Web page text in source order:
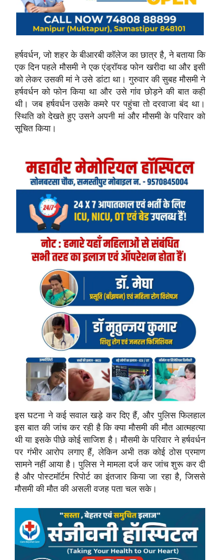
हर्षवर्धन, जो शहर के बीआरबी कॉलेज का छात्र है, ने बताया कि
एक दिन पहले मौसमी ने एक एंड्रॉयड फोन खरीदा था और इसी
को लेकर उसकी मां ने उसे डांटा था। गुरुवार की सुबह मौसमी ने
हर्षवर्धन को फोन किया था और उसे गांव छोड़ने की बात कही
थी। जब हर्षवर्धन उसके कमरे पर पहुंचा तो दरवाजा बंद था।
स्थिति को देखते हुए उसने अपनी मां और मौसमी के परिवार को
सूचित किया।
इस घटना ने कई सवाल खड़े कर दिए हैं, और पुलिस फिलहाल
इस बात की जांच कर रही है कि क्या मौसमी की मौत आत्महत्या
थी या इसके पीछे कोई साजिश है। मौसमी के परिवार ने हर्षवर्धन
पर गंभीर आरोप लगाए हैं, लेकिन अभी तक कोई ठोस प्रमाण
सामने नहीं आया है। पुलिस ने मामला दर्ज कर जांच शुरू कर दी
है और पोस्टमॉर्टम रिपोर्ट का इंतजार किया जा रहा है, जिससे
मौसमी की मौत की असली वजह पता चल सके।